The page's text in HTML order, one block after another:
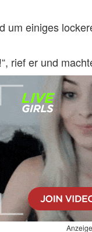
einiges
rief er und
Anzeige